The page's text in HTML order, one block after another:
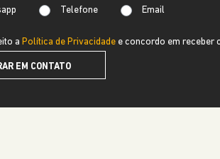
Telefone Email
a Política de Privacidade e concordo em receber
EM CONTATO